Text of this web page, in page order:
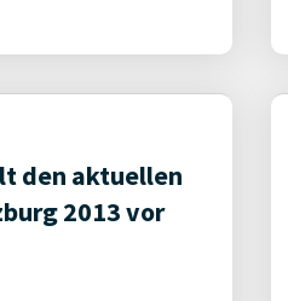
den aktuellen
2013 vor